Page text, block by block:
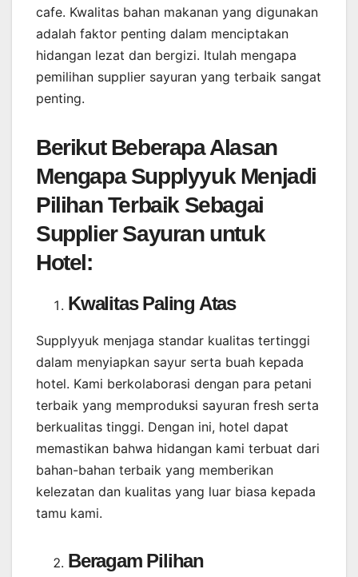
cafe. Kwalitas bahan makanan yang digunakan
adalah faktor penting dalam menciptakan
hidangan lezat dan bergizi. Itulah mengapa
pemilihan supplier sayuran yang terbaik sangat
penting.
Berikut Beberapa Alasan
Mengapa Supplyyuk Menjadi
Pilihan Terbaik Sebagai
Supplier Sayuran untuk
Hotel:
Kwalitas Paling Atas
Supplyyuk menjaga standar kualitas tertinggi
dalam menyiapkan sayur serta buah kepada
hotel. Kami berkolaborasi dengan para petani
terbaik yang memproduksi sayuran fresh serta
berkualitas tinggi. Dengan ini, hotel dapat
memastikan bahwa hidangan kami terbuat dari
bahan-bahan terbaik yang memberikan
kelezatan dan kualitas yang luar biasa kepada
tamu kami.
Beragam Pilihan